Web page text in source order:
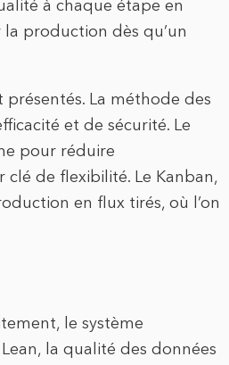
à chaque étape en
production dès qu’un
La méthode des
et de sécurité. Le
pour réduire
de flexibilité. Le Kanban,
en flux tirés, où l’on
le système
la qualité des données